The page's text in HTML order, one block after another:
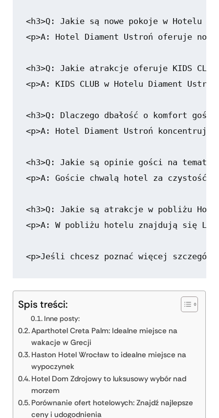
<h3>Q: Jakie są nowe pokoje w Hotelu
<p>A: Hotel Diament Ustroń oferuje
<h3>Q: Jakie atrakcje oferuje KIDS
<p>A: KIDS CLUB w Hotelu Diament
<h3>Q: Dlaczego dbałość o komfort
<p>A: Hotel Diament Ustroń
<h3>Q: Jakie są opinie gości na temat
<p>A: Goście chwalą hotel za
<h3>Q: Jakie są atrakcje w pobliżu
<p>A: W pobliżu hotelu znajdują się
Spis treści:
Inne posty:
Aparthotel Creta Palm: Idealne miejsce na
wakacje w Grecji
Haston Hotel Wrocław to idealne miejsce na
wypoczynek
Hotel Dom Zdrojowy to luksusowy wybór nad
morzem
Porównanie ofert hotelowych: Znajdź najlepsze
ceny i udogodnienia